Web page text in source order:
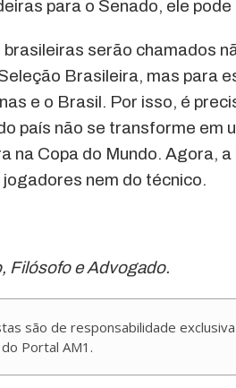
para o Senado, ele
serão chamados
Brasileira, mas para
e o Brasil. Por isso, é
país não se transforme em
na Copa do Mundo. Agora,
nem do técnico.
Filósofo e Advogado.
são de responsabilidade
Portal AM1.